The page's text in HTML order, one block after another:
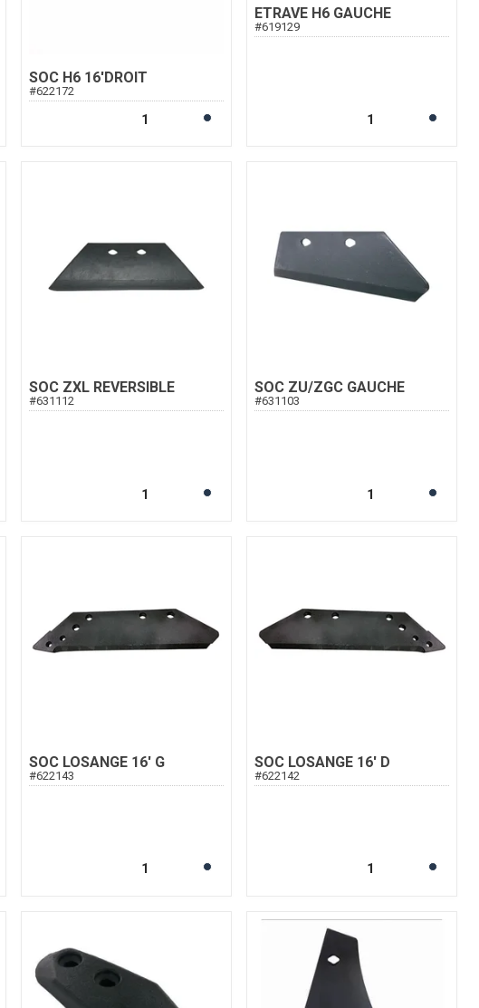
SOC H6 16'DROIT
#622172
ETRAVE H6 GAUCHE
#619129
SOC ZXL REVERSIBLE
#631112
SOC ZU/ZGC GAUCHE
#631103
SOC LOSANGE 16' G
#622143
SOC LOSANGE 16' D
#622142